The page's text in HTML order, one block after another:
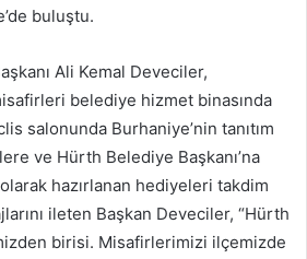
buluştu.
Ali Kemal Deveciler,
belediye hizmet binasında
salonunda Burhaniye’nin tanıtım
ve Hürth Belediye Başkanı’na
hazırlanan hediyeleri takdim
ileten Başkan Deveciler, “Hürth
birisi. Misafirlerimizi ilçemizde